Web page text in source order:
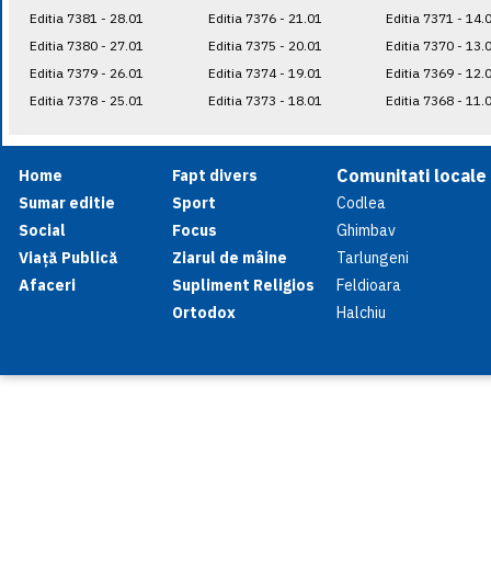
Editia 7381 - 28.01
Editia 7380 - 27.01
Editia 7379 - 26.01
Editia 7378 - 25.01
Editia 7376 - 21.01
Editia 7375 - 20.01
Editia 7374 - 19.01
Editia 7373 - 18.01
Editia 7371 -
Editia 7370 -
Editia 7369 -
Editia 7368 -
Home
Sumar editie
Social
Viață Publică
Afaceri
Fapt divers
Sport
Focus
Ziarul de mâine
Supliment Religios
Ortodox
Comunitati locale
Codlea
Ghimbav
Tarlungeni
Feldioara
Halchiu